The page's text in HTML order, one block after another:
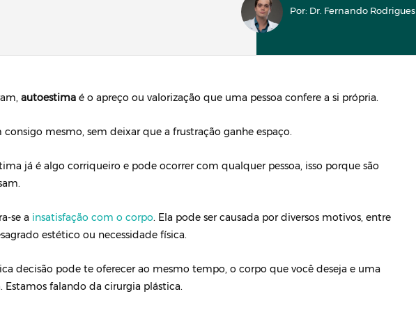
Por: Dr. Fernando Rodrigues
autoestima é o apreço ou valorização que uma pessoa confere a si própria.
consigo mesmo, sem deixar que a frustração ganhe espaço.
já é algo corriqueiro e pode ocorrer com qualquer pessoa, isso porque são
se a insatisfação com o corpo. Ela pode ser causada por diversos motivos, entre
estético ou necessidade física.
decisão pode te oferecer ao mesmo tempo, o corpo que você deseja e uma
falando da cirurgia plástica.